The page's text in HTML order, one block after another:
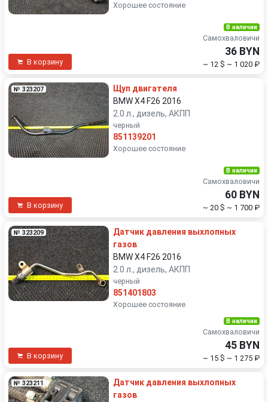
Хорошее состояние
В корзину
В наличии
Самохваловичи
36 BYN
~ 12 $ ~ 1 020 ₽
№ 323207
Щуп двигателя
BMW X4 F26 2016
2.0 л., дизель, АКПП
черный
851139201
Хорошее состояние
В корзину
В наличии
Самохваловичи
60 BYN
~ 20 $ ~ 1 700 ₽
№ 323209
Датчик давления выхлопных
газов
BMW X4 F26 2016
2.0 л., дизель, АКПП
черный
851401803
Хорошее состояние
В корзину
В наличии
Самохваловичи
45 BYN
~ 15 $ ~ 1 275 ₽
№ 323211
Датчик давления выхлопных
газов